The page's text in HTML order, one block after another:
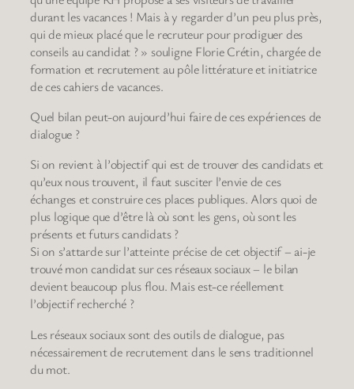
durant les vacances ! Mais à y regarder d’un peu plus près,
qui de mieux placé que le recruteur pour prodiguer des
conseils au candidat ? » souligne Florie Crétin, chargée de
formation et recrutement au pôle littérature et initiatrice
de ces cahiers de vacances.
Quel bilan peut-on aujourd’hui faire de ces expériences de
dialogue ?
Si on revient à l’objectif qui est de trouver des candidats et
qu’eux nous trouvent, il faut susciter l’envie de ces
échanges et construire ces places publiques. Alors quoi de
plus logique que d’être là où sont les gens, où sont les
présents et futurs candidats ?
Si on s’attarde sur l’atteinte précise de cet objectif – ai-je
trouvé mon candidat sur ces réseaux sociaux – le bilan
devient beaucoup plus flou. Mais est-ce réellement
l’objectif recherché ?
Les réseaux sociaux sont des outils de dialogue, pas
nécessairement de recrutement dans le sens traditionnel
du mot.